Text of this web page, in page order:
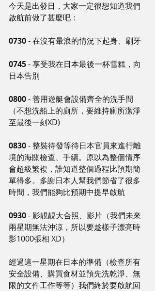
今天是出發日，大家一定很想知道我們
啟航前做了甚麼吧：
0730 - 在沒有暈浪的情況下起身、刷牙
0745 - 享受我在日本最後一杯雪糕，向
日本告別
0800 - 善用遊艇會設備齊全的洗手間
（不想洗船上的廁所，要維持廁所潔淨
至最後一刻XD)
0830 - 整裝待發等待日本官員來進行離
境的海關檢查、手續。原以為整個情序
會超級繁複，誰知道整個過程比預期簡
單得多。多謝日本人幫我們節省了很多
時間，我們能夠比預期中提早啟航
0930 - 影靚靚大合照、影片（我們未來
兩星期無法沖涼，所以要趁樣子漂亮時
影1000張相 XD）
經過這一星期在日本的準備（檢查所有
安全設備、購買食材並預先洗乾淨、無
限的文件工作等等）我們終於要啟航回